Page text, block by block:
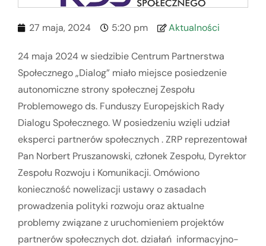
27 maja, 2024 5:20 pm Aktualności
24 maja 2024 w siedzibie Centrum Partnerstwa
Społecznego „Dialog” miało miejsce posiedzenie
autonomiczne strony społecznej Zespołu
Problemowego ds. Funduszy Europejskich Rady
Dialogu Społecznego. W posiedzeniu wzięli udział
eksperci partnerów społecznych . ZRP reprezentował
Pan Norbert Pruszanowski, członek Zespołu, Dyrektor
Zespołu Rozwoju i Komunikacji. Omówiono
konieczność nowelizacji ustawy o zasadach
prowadzenia polityki rozwoju oraz aktualne
problemy związane z uruchomieniem projektów
partnerów społecznych dot. działań informacyjno-